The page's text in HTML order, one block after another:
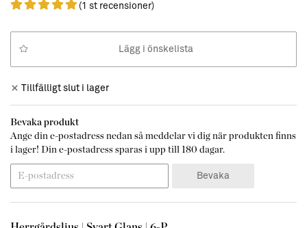
(1 st recensioner)
Lägg i önskelista
Tillfälligt slut i lager
Bevaka produkt
Ange din e-postadress nedan så meddelar vi dig när produkten finns
i lager! Din e-postadress sparas i upp till 180 dagar.
Bevaka